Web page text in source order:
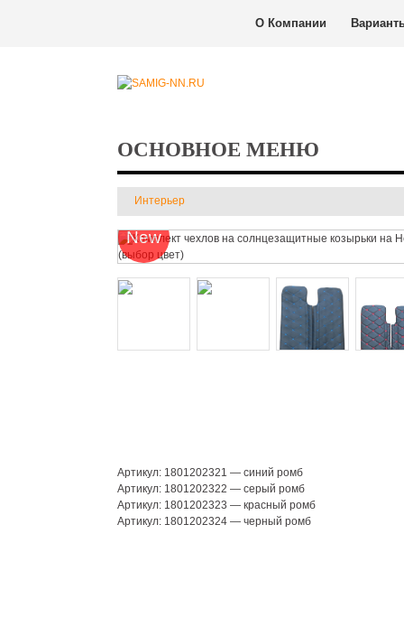
О Компании
ОСНОВНОЕ МЕНЮ
Интерьер
New
Артикул: 1801202321 — синий ромб
Артикул: 1801202322 — серый ромб
Артикул: 1801202323 — красный ромб
Артикул: 1801202324 — черный ромб